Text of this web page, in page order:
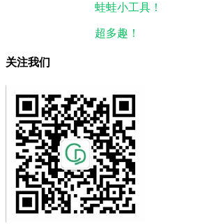
蛙蛙小工具！
超多趣！
关注我们